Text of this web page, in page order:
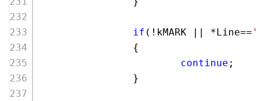
if (!kMARK || *Line==
                {
continue ;
                }